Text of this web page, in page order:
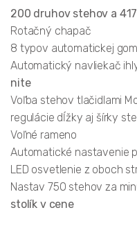
200 druhov stehov a
Rotačný chapač
8 typov automatickej
Automatický navliekač
nite
Voľba stehov tlačidlami
regulácie dĺžky aj šírky
Voľné rameno
Automatické nastavenie
LED osvetlenie z oboch
Nastav 750 stehov za
stolík v cene